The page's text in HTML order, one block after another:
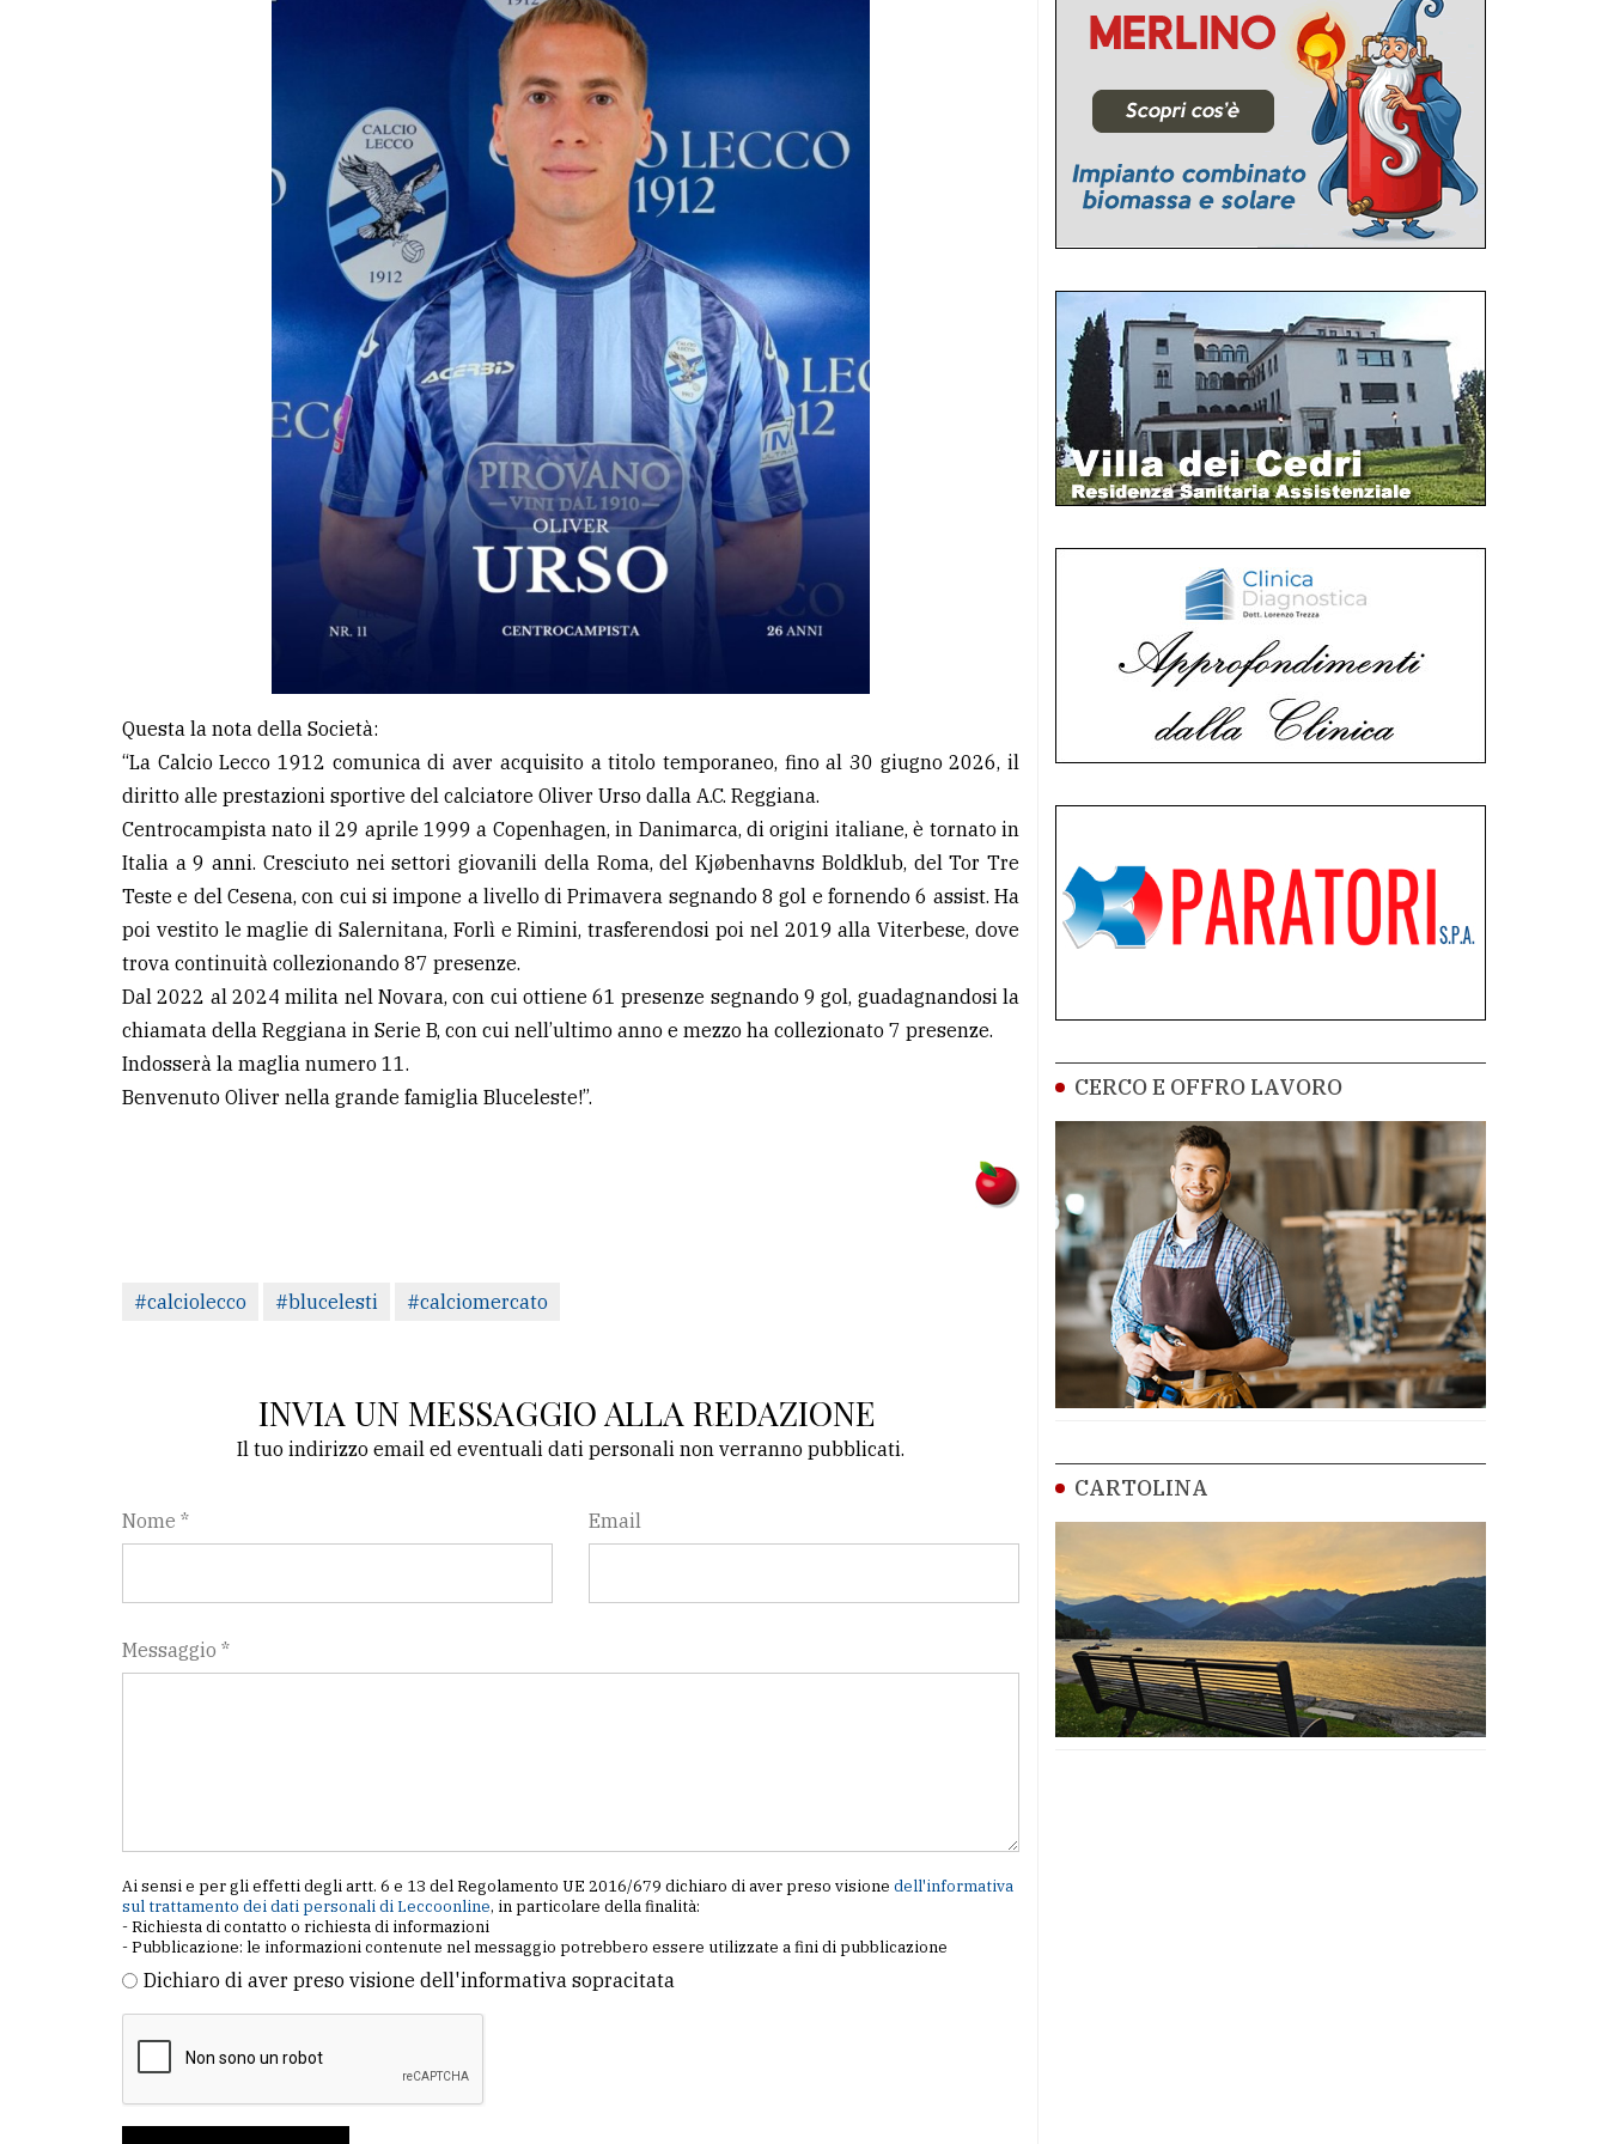
Questa la nota della Società:
“La Calcio Lecco 1912 comunica di aver acquisito a titolo temporaneo, fino al 30 giugno 2026, il
diritto alle prestazioni sportive del calciatore Oliver Urso dalla A.C. Reggiana.
Centrocampista nato il 29 aprile 1999 a Copenhagen, in Danimarca, di origini italiane, è tornato in
Italia a 9 anni. Cresciuto nei settori giovanili della Roma, del Kjøbenhavns Boldklub, del Tor Tre
Teste e del Cesena, con cui si impone a livello di Primavera segnando 8 gol e fornendo 6 assist. Ha
poi vestito le maglie di Salernitana, Forlì e Rimini, trasferendosi poi nel 2019 alla Viterbese, dove
trova continuità collezionando 87 presenze.
Dal 2022 al 2024 milita nel Novara, con cui ottiene 61 presenze segnando 9 gol, guadagnandosi la
chiamata della Reggiana in Serie B, con cui nell’ultimo anno e mezzo ha collezionato 7 presenze.
Indosserà la maglia numero 11.
Benvenuto Oliver nella grande famiglia Bluceleste!”.
#calciolecco #blucelesti #calciomercato
INVIA UN MESSAGGIO ALLA REDAZIONE
Il tuo indirizzo email ed eventuali dati personali non verranno pubblicati.
Nome * Email
Messaggio *
Ai sensi e per gli effetti degli artt. 6 e 13 del Regolamento UE 2016/679 dichiaro di aver preso visione dell'informativa
sul trattamento dei dati personali di Leccoonline, in particolare della finalità:
- Richiesta di contatto o richiesta di informazioni
- Pubblicazione: le informazioni contenute nel messaggio potrebbero essere utilizzate a fini di pubblicazione
Dichiaro di aver preso visione dell'informativa sopracitata
CERCO E OFFRO LAVORO
CARTOLINA